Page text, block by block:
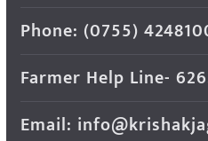
Phone: (0755)
Farmer Help Line-
Email: